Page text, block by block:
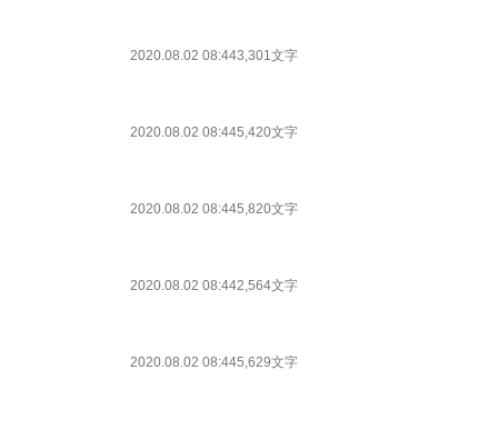
2020.08.02 08:443,301文字
2020.08.02 08:445,420文字
2020.08.02 08:445,820文字
2020.08.02 08:442,564文字
2020.08.02 08:445,629文字